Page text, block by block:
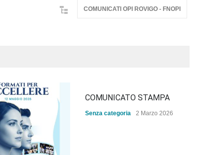
COMUNICATI OPI ROVIGO - FNOPI
COMUNICATO STAMPA
Senza categoria 2 Marzo 2026